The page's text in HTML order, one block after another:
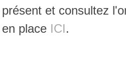
présent et consultez
en place ICI.